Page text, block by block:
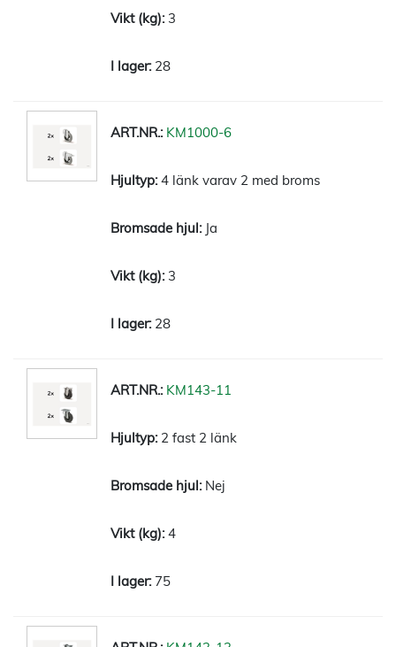
3
28
KM1000-6
4 länk varav 2 med broms
Ja
3
28
KM143-11
2 fast 2 länk
Nej
4
75